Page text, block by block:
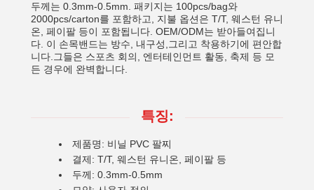
두께는 0.3mm-0.5mm. 패키지는 100pcs/bag와
2000pcs/carton를 포함하고, 지불 옵션은 T/T, 웨스턴 유니
온, 페이팔 등이 포함됩니다. OEM/ODM는 받아들여집니
다. 이 손목밴드는 방수, 내구성,그리고 착용하기에 편안합
니다.그들은 스포츠 회의, 엔터테인먼트 활동, 축제 등 모
든 경우에 완벽합니다.
특징:
제품명: 비닐 PVC 팔찌
결제: T/T, 웨스턴 유니온, 페이팔 등
두께: 0.3mm-0.5mm